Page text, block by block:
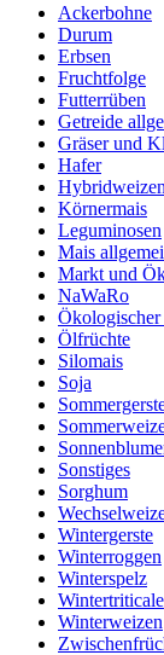
Ackerbohne
Durum
Erbsen
Fruchtfolge
Futterrüben
Getreide
Gräser und
Hafer
Hybridweizen
Körnermais
Leguminosen
Mais
Markt und
NaWaRo
Ökologischer
Ölfrüchte
Silomais
Soja
Sonstiges
Sorghum
Wintergerste
Winterroggen
Winterspelz
Wintertriticale
Winterweizen